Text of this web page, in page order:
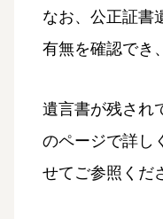
なお、公正証書
有無を確認でき
遺言書が残され
のページで詳し
せてご参照くだ